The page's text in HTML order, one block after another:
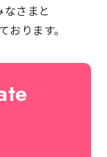
さまと
ります。